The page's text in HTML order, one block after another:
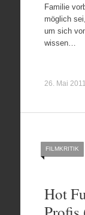
Familie
möglich
um sich
wissen…
26. Mai 2011
FILMKRITIK
Hot